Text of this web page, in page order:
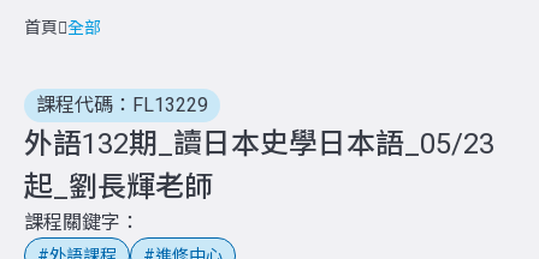
首頁 全部
課程代碼：FL13229
外語132期_讀日本史學日本語_05/23
起_劉長輝老師
課程關鍵字